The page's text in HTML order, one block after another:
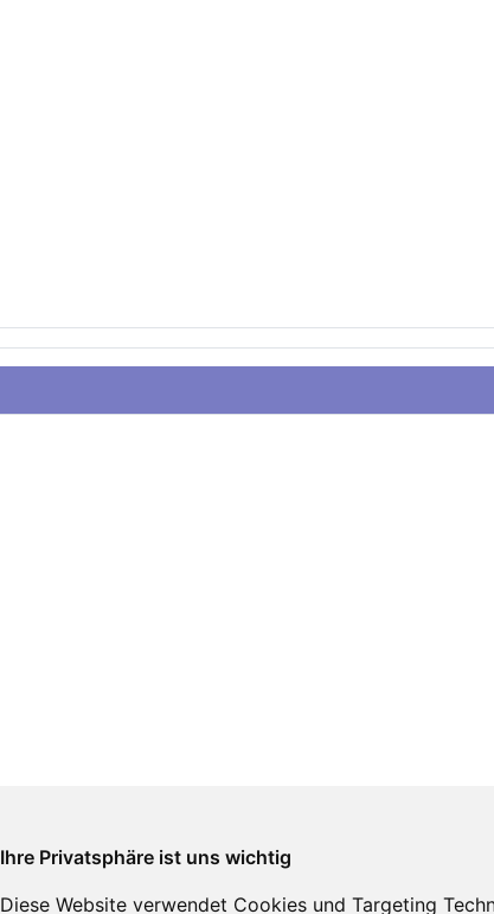
Ihre Privatsphäre ist uns wichtig
Diese Website verwendet Cookies und Targeting